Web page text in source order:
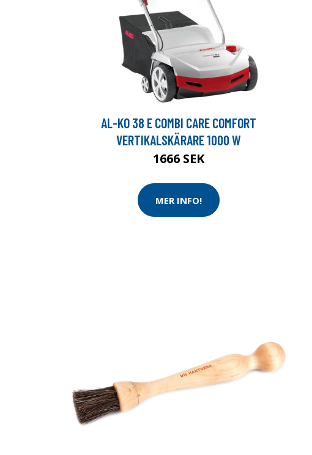
AL-KO 38 E COMBI CARE COMFORT
VERTIKALSKÄRARE 1000 W
1666 SEK
MER INFO!